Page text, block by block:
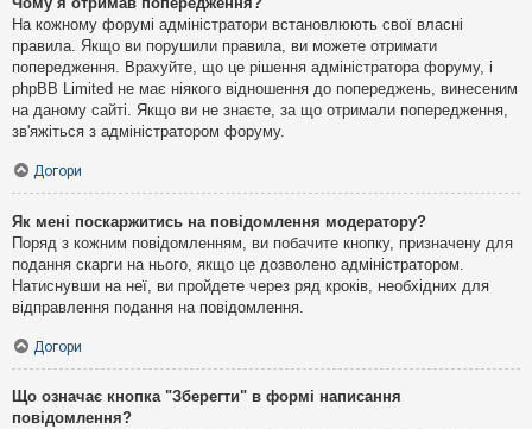
На кожному форумі адміністратори встановлюють свої власні
правила. Якщо ви порушили правила, ви можете отримати
попередження. Врахуйте, що це рішення адміністратора форуму, і
phpBB Limited не має ніякого відношення до попереджень, винесеним
на даному сайті. Якщо ви не знаєте, за що отримали попередження,
зв'яжіться з адміністратором форуму.
Догори
Як мені поскаржитись на повідомлення модератору?
Поряд з кожним повідомленням, ви побачите кнопку, призначену для
подання скарги на нього, якщо це дозволено адміністратором.
Натиснувши на неї, ви пройдете через ряд кроків, необхідних для
відправлення подання на повідомлення.
Догори
Що означає кнопка "Зберегти" в формі написання
повідомлення?